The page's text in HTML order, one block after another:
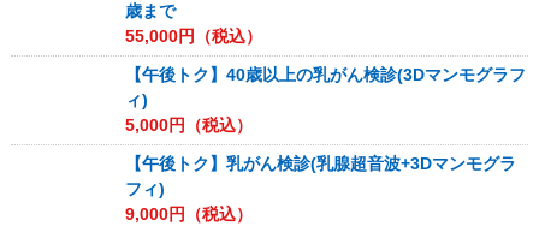
歳まで
55,000円（税込）
【午後トク】40歳以上の乳がん検診(3Dマンモグラフ
ィ)
5,000円（税込）
【午後トク】乳がん検診(乳腺超音波+3Dマンモグラ
フィ)
9,000円（税込）